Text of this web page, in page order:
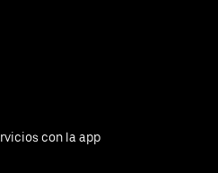
con la app